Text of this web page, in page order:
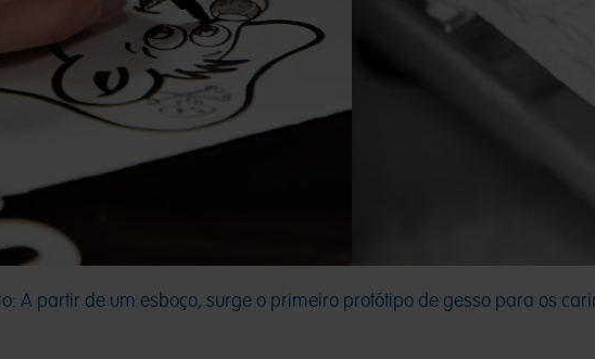
A partir de um esboço, surge o primeiro protótipo de gesso para os